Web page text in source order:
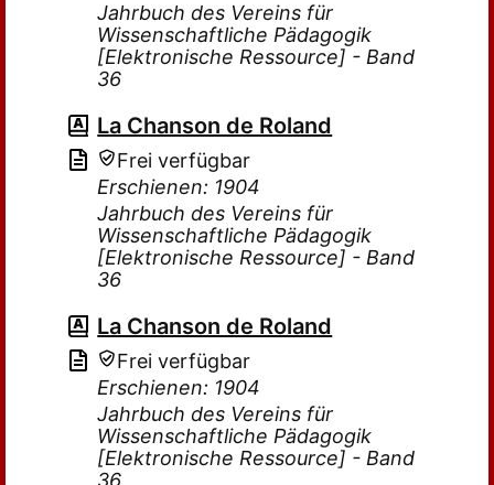
Jahrbuch des Vereins für
Wissenschaftliche Pädagogik
[Elektronische Ressource] - Band
36
La Chanson de Roland
Frei verfügbar
Erschienen: 1904
Jahrbuch des Vereins für
Wissenschaftliche Pädagogik
[Elektronische Ressource] - Band
36
La Chanson de Roland
Frei verfügbar
Erschienen: 1904
Jahrbuch des Vereins für
Wissenschaftliche Pädagogik
[Elektronische Ressource] - Band
36